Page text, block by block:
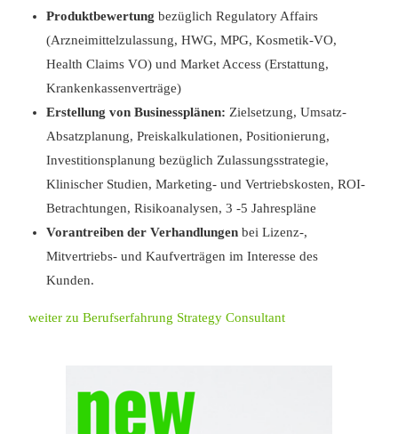
Produktbewertung bezüglich Regulatory Affairs
(Arzneimittelzulassung, HWG, MPG, Kosmetik-VO,
Health Claims VO) und Market Access (Erstattung,
Krankenkassenverträge)
Erstellung von Businessplänen: Zielsetzung, Umsatz-
Absatzplanung, Preiskalkulationen, Positionierung,
Investitionsplanung bezüglich Zulassungsstrategie,
Klinischer Studien, Marketing- und Vertriebskosten, ROI-
Betrachtungen, Risikoanalysen, 3 -5 Jahrespläne
Vorantreiben der Verhandlungen bei Lizenz-,
Mitvertriebs- und Kaufverträgen im Interesse des
Kunden.
weiter zu Berufserfahrung Strategy Consultant